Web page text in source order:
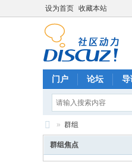
设为首页 收藏本站
门户 论坛 导
F
oo
» 群组
群组焦点